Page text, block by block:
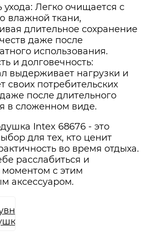
ухода: Легко очищается с
влажной ткани,
длительное сохранение
даже после
использования.
и долговечность:
выдерживает нагрузки и
своих потребительских
после длительного
в сложенном виде.
Intex 68676 - это
для тех, кто ценит
во время отдыха.
расслабиться и
моментом с этим
аксессуаром.